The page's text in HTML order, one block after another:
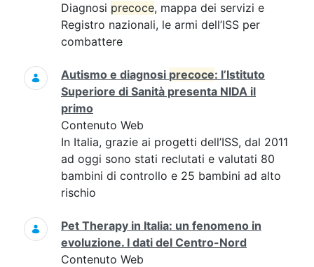
Diagnosi precoce, mappa dei servizi e
Registro nazionali, le armi dell’ISS per
combattere
Autismo e diagnosi precoce: l’Istituto
Superiore di Sanità presenta NIDA il
primo
Contenuto Web
In Italia, grazie ai progetti dell’ISS, dal 2011
ad oggi sono stati reclutati e valutati 80
bambini di controllo e 25 bambini ad alto
rischio
Pet Therapy in Italia: un fenomeno in
evoluzione. I dati del Centro-Nord
Contenuto Web